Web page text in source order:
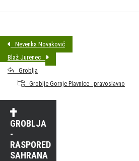
Nevenka Novaković
Blaž Jurenec
Groblja
Groblje Gornje Plavnice - pravoslavno
GROBLJA
-
RASPORED
SAHRANA